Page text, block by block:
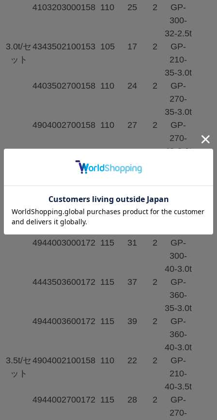
4103203000158 110 25 2
GP-
300-
32-2.5t
3.0t/セ
ット
4343502100153 105 17 2
GP-
210-
35-3.0t
4403502700158 110 24 2
GP-
270-
35-3.0t
4904002700158 110 27 2
GP-
270-
40-3.0t
3000172 115 25
3503000172 115 29 2
300-
4944003000172 115 31 2
GP-
300-
40-3.0t
4443503600172 115 37 2
GP-
360-
35-3.0t
4944003600172 115 39 2
GP-
360-
40-3.0t
3.5t/セ
ット
4904002100158 110 22 2
GP-
210-
40-3.5t
4944002700172 115 28 2
GP-
270-